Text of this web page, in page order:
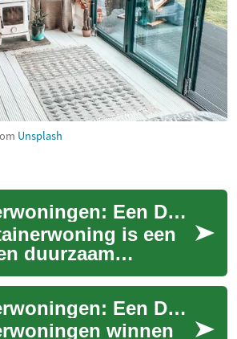
Unsplash
Containerwoningen: Een Duurzame en Innovatieve Woonoplossing
is een
duurzaam
voor traditionele
Deze innovatieve
w...
Containerwoningen: Een Duurzame en Betaalbare Huisvestingsoplossing
winnen